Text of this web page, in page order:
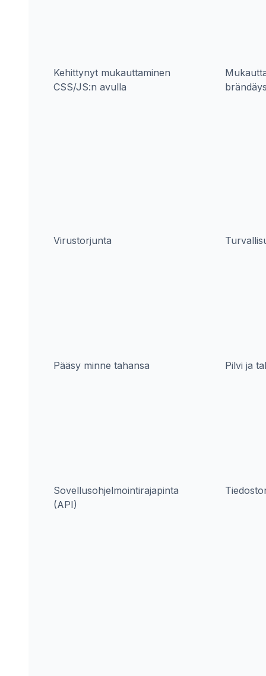
Kehittynyt mukauttaminen
CSS/JS:n avulla
Virustorjunta
Pääsy minne tahansa Pilvi ja
Sovellusohjelmointirajapinta
(API)